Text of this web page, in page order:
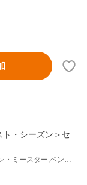
ト・シーズン＞セ
ブレイク・ライヴリー,レイトン・ミースター,ペン・バッジリー,セシリー・フォン・ジーゲザー(原作)